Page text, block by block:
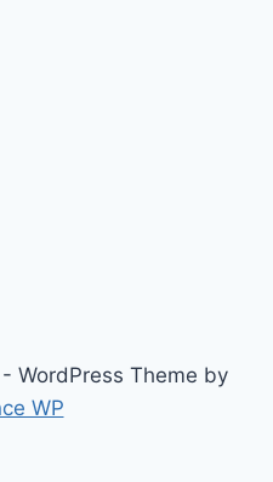
WordPress Theme by
WP